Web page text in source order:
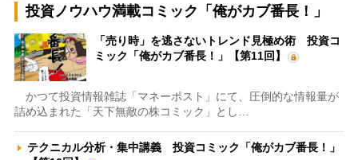
投資ノウハウ満載コミック「俺がカブ番長！」
「売り時」を逃さないトレンド見極め術 投資コ
ミック「俺がカブ番長！」【第11回】
かつて投資情報雑誌「マネーポスト」にて、圧倒的な情報量が
詰め込まれた「天下無敵の株コミック」とし…
テクニカル分析・集中講義 投資コミック「俺がカブ番長！」